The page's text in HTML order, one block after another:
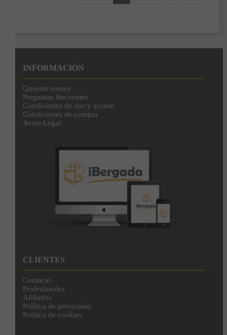
INFORMACIÓN
Quienes somos
Preguntas frecuentes
Condiciones de uso y acceso
Condiciones de compra
Aviso Legal
CLIENTES
Contacto
Profesionales
Afiliados
Política de privacidad
Política de cookies